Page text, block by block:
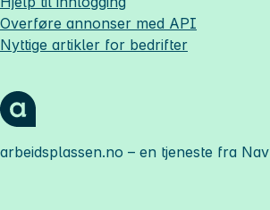
Overføre annonser med API
Nyttige artikler for bedrifter
arbeidsplassen.no – en tjeneste fra Nav